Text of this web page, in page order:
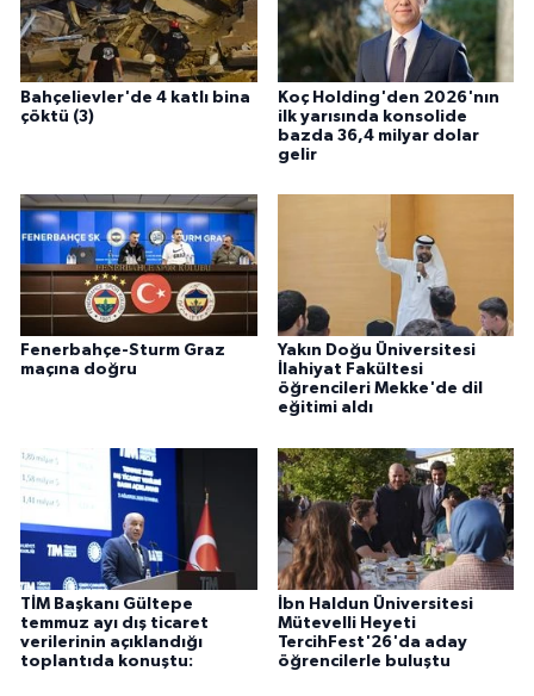
Bahçelievler'de 4 katlı bina
çöktü (3)
Koç Holding'den 2026'nın
ilk yarısında konsolide
bazda 36,4 milyar dolar
gelir
Fenerbahçe-Sturm Graz
maçına doğru
Yakın Doğu Üniversitesi
İlahiyat Fakültesi
öğrencileri Mekke'de dil
eğitimi aldı
TİM Başkanı Gültepe
temmuz ayı dış ticaret
verilerinin açıklandığı
toplantıda konuştu:
İbn Haldun Üniversitesi
Mütevelli Heyeti
TercihFest'26'da aday
öğrencilerle buluştu